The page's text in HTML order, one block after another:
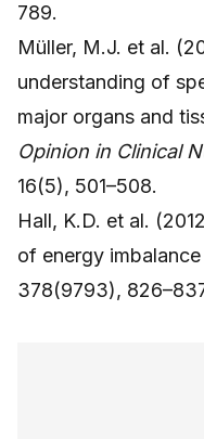
789.
Müller, M.J. et al.
understanding of
major organs and
Opinion in Clinical
16(5), 501–508.
Hall, K.D. et al.
of energy
378(9793),